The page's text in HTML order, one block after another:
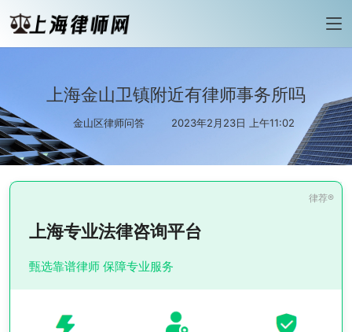
上海金山卫镇附近有律师事务所吗
金山区律师问答 2023年2月23日 上午11:02
上海专业法律咨询平台
甄选靠谱律师 保障专业服务